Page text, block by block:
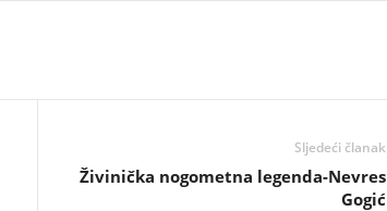
Sljedeći članak
Živinička nogometna legenda-Nevres
Gogić